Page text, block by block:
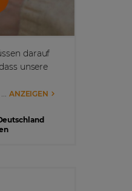
darauf
unsere
ANZEIGEN